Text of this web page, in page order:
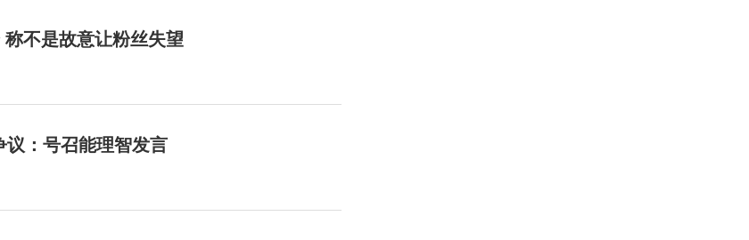
不是故意让粉丝失望
议：号召能理智发言